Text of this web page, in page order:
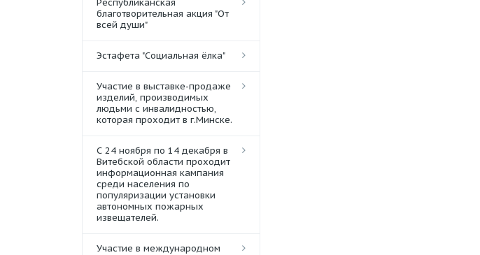
Республиканская
благотворительная акция "От
всей души"
Эстафета "Социальная ёлка"
Участие в выставке-продаже
изделий, производимых
людьми с инвалидностью,
которая проходит в г.Минске.
С 24 ноября по 14 декабря в
Витебской области проходит
информационная кампания
среди населения по
популяризации установки
автономных пожарных
извещателей.
Участие в международном